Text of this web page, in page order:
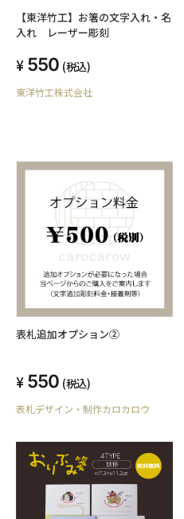
【東洋竹工】お箸の文字入れ・名
入れ レーザー彫刻
550 (税込)
東洋竹工株式会社
表札追加オプション②
550 (税込)
表札デザイン・制作カロカロウ